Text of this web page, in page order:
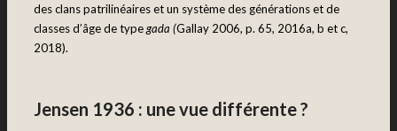
des clans patrilinéaires et un système des générations et de
classes d’âge de typegada (Gallay 2006, p. 65, 2016a, b et c,
2018).
Jensen 1936 : une vue différente ?